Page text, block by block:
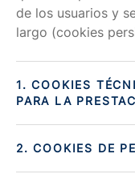
de los usuarios y
largo (cookies
1. COOKIES
PARA LA
2. COOKIES DE